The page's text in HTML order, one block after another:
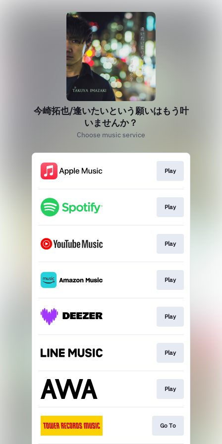
今崎拓也/逢いたいという願いはもう叶
いませんか？
Choose music service
Play
Play
Play
Play
Play
Play
Play
Go To